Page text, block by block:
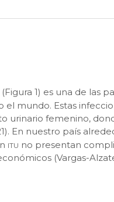
1) es una de las
el mundo. Estas
urinario femenino,
En nuestro país
itu no presentan
(Vargas-